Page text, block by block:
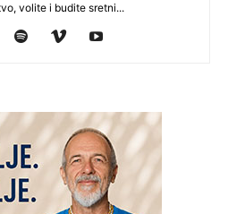
volite i budite sretni...